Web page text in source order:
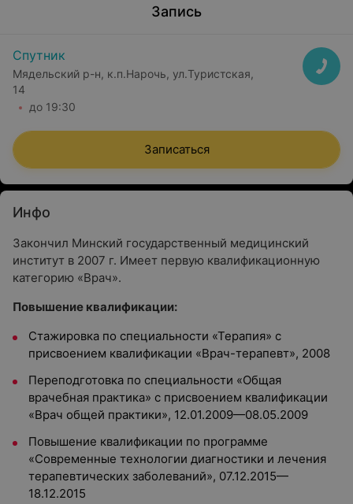
Запись
Спутник
Мядельский р-н, к.п.Нарочь, ул.Туристская,
14
до 19:30
Записаться
Инфо
Закончил Минский государственный медицинский
институт в 2007 г. Имеет первую квалификационную
категорию «Врач».
Повышение квалификации:
Стажировка по специальности «Терапия» с
присвоением квалификации «Врач-терапевт», 2008
Переподготовка по специальности «Общая
врачебная практика» с присвоением квалификации
«Врач общей практики», 12.01.2009—08.05.2009
Повышение квалификации по программе
«Современные технологии диагностики и лечения
терапевтических заболеваний», 07.12.2015—
18.12.2015